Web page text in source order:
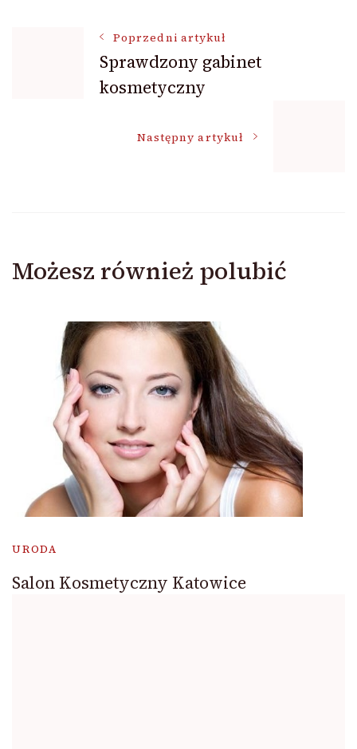
Nawigacja
wpisu
Poprzedni artykuł
Sprawdzony gabinet
kosmetyczny
Następny artykuł
Możesz również polubić
URODA
Salon Kosmetyczny Katowice